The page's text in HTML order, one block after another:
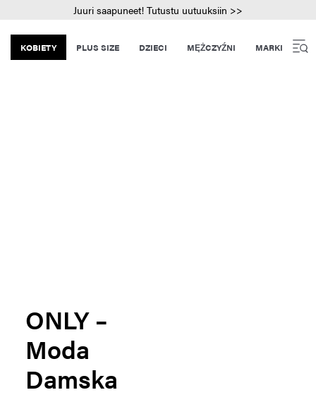
Juuri saapuneet! Tutustu uutuuksiin >>
KOBIETY PLUS SIZE DZIECI MĘŻCZYŹNI MARKI
ONLY –
Moda
Damska